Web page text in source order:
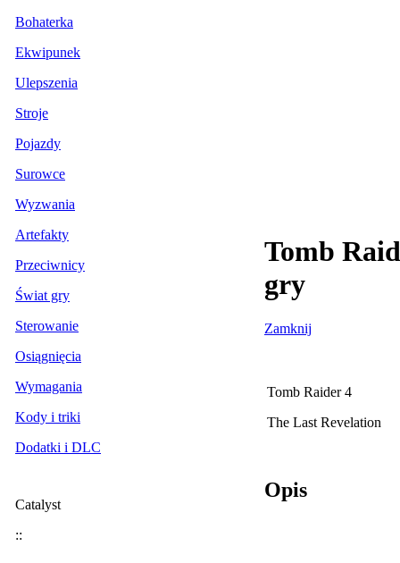
Bohaterka
Ekwipunek
Ulepszenia
Stroje
Pojazdy
Surowce
Wyzwania
Artefakty
Przeciwnicy
Świat gry
Sterowanie
Osiągnięcia
Wymagania
Kody i triki
Dodatki i DLC
Catalyst
::
Tomb
gry
Zamknij
Tomb Raider 4
The Last Revelation
Opis